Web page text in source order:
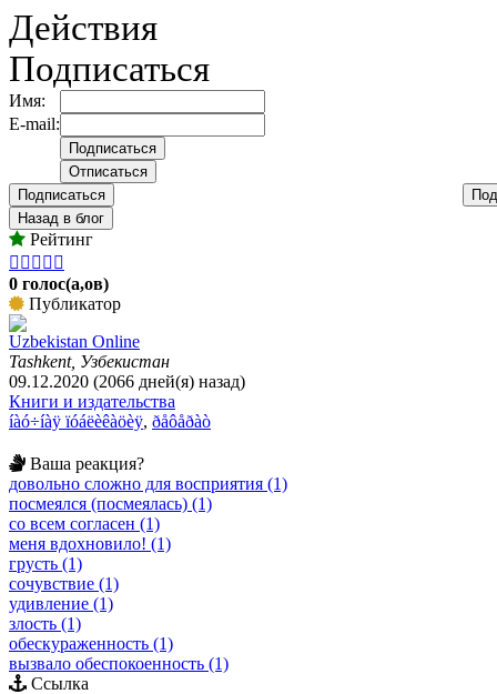
Действия
Подписаться
Имя:
E-mail:
Подписаться
Назад в блог
Рейтинг
    
0 голос(а,ов)
Публикатор
Uzbekistan Online
Tashkent, Узбекистан
09.12.2020 (2066 дней(я) назад)
Книги и издательства
íàó÷íàÿ ïóáëèêàöèÿ, ðåôåðàò
Ваша реакция?
довольно сложно для восприятия (1)
посмеялся (посмеялась) (1)
со всем согласен (1)
меня вдохновило! (1)
грусть (1)
сочувствие (1)
удивление (1)
злость (1)
обескураженность (1)
вызвало обеспокоенность (1)
Ссылка